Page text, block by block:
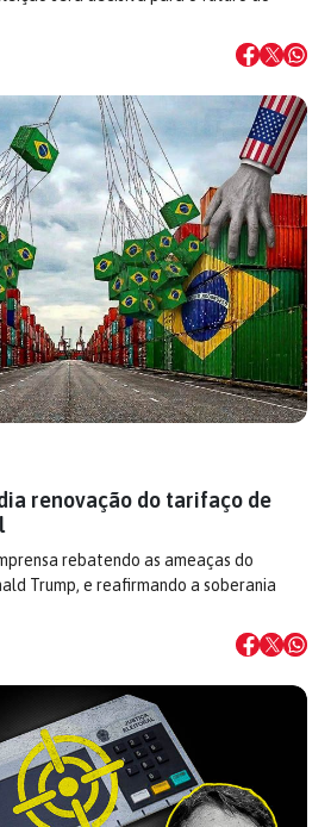
renovação do tarifaço de
rebatendo as ameaças do
Trump, e reafirmando a soberania